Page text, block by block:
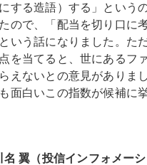
する造語）する」という
ので、「配当を切り口に
いう話になりました。た
を当てると、世にあるフ
えないとの意見がありま
面白いこの指数が候補に
名 翼（投信インフォメー